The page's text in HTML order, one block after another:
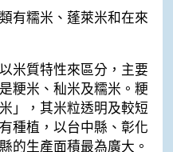
有糯米、蓬萊米和在來
米質特性來區分，主要
粳米、秈米及糯米。粳
」，其米粒透明及較短
種植，以台中縣、彰化
的生產面積最為廣大。